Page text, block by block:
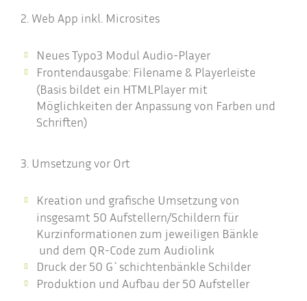
2. Web App inkl. Microsites
Neues Typo3 Modul Audio-Player
Frontendausgabe: Filename & Playerleiste
(Basis bildet ein HTMLPlayer mit
Möglichkeiten der Anpassung von Farben und
Schriften)
3. Umsetzung vor Ort
Kreation und grafische Umsetzung von
insgesamt 50 Aufstellern/Schildern für
Kurzinformationen zum jeweiligen Bänkle
und dem QR-Code zum Audiolink
Druck der 50 G`schichtenbänkle Schilder
Produktion und Aufbau der 50 Aufsteller